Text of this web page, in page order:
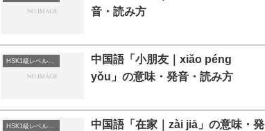
音・読み方
中国語「小朋友｜xiǎo péng
yǒu」の意味・発音・読み方
中国語「在家｜zài jiā」の意味・発